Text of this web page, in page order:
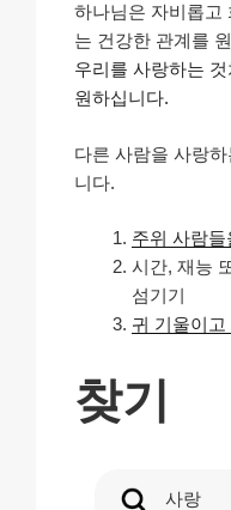
하나님은 자비롭고
는 건강한 관계를
우리를 사랑하는
원하십니다.
다른 사람을 사랑
니다.
주위 사람
시간, 재능
섬기기
귀 기울이
찾기
사랑